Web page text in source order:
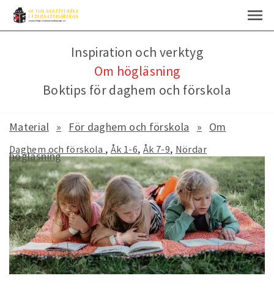
Material För daghem och förskola Om
högläsning
Inspiration och verktyg
Om högläsning
Boktips för daghem och förskola
Daghem och förskola Åk 1-6 Åk 7-9 Nördar